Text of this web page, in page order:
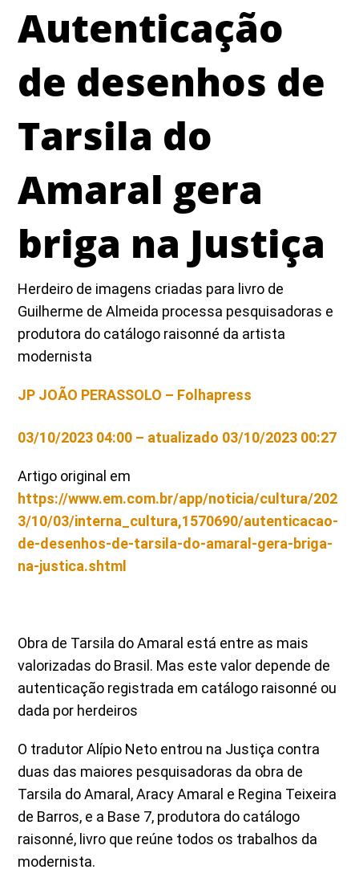
Autenticação
de desenhos de
Tarsila do
Amaral gera
briga na Justiça
Herdeiro de imagens criadas para livro de
Guilherme de Almeida processa pesquisadoras e
produtora do catálogo raisonné da artista
modernista
JP JOÃO PERASSOLO – Folhapress
03/10/2023 04:00 – atualizado 03/10/2023 00:27
Artigo original em
https://www.em.com.br/app/noticia/cultura/202
3/10/03/interna_cultura,1570690/autenticacao-
de-desenhos-de-tarsila-do-amaral-gera-briga-
na-justica.shtml
Obra de Tarsila do Amaral está entre as mais
valorizadas do Brasil. Mas este valor depende de
autenticação registrada em catálogo raisonné ou
dada por herdeiros
O tradutor Alípio Neto entrou na Justiça contra
duas das maiores pesquisadoras da obra de
Tarsila do Amaral, Aracy Amaral e Regina Teixeira
de Barros, e a Base 7, produtora do catálogo
raisonné, livro que reúne todos os trabalhos da
modernista.